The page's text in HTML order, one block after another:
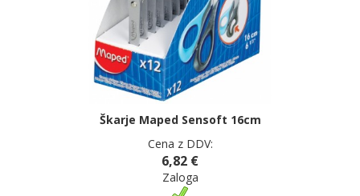
Škarje Maped Sensoft 16cm
Cena z DDV:
6,82 €
Zaloga